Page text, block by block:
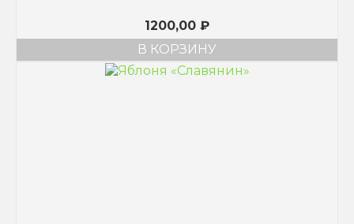
1200,00 ₽
В КОРЗИНУ